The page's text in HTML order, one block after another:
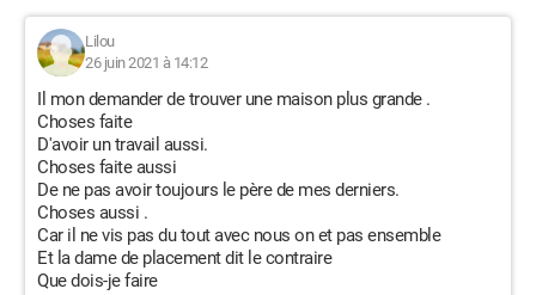
Lilou
26 juin 2021 à 14:12
Il mon demander de trouver une maison plus grande .
Choses faite
D'avoir un travail aussi.
Choses faite aussi
De ne pas avoir toujours le père de mes derniers.
Choses aussi .
Car il ne vis pas du tout avec nous on et pas ensemble
Et la dame de placement dit le contraire
Que dois-je faire